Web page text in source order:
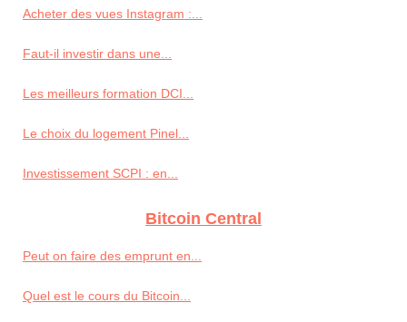
Acheter des vues Instagram :...
Faut-il investir dans une...
Les meilleurs formation DCI...
Le choix du logement Pinel...
Investissement SCPI : en...
Bitcoin Central
Peut on faire des emprunt en...
Quel est le cours du Bitcoin...